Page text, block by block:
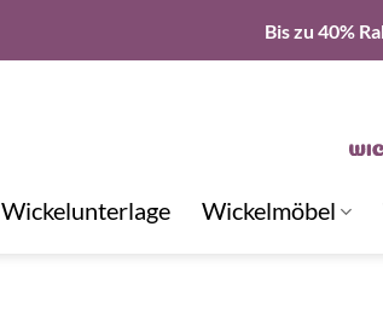
Bis zu 40%
Wickelunterlage Wickelmöbel